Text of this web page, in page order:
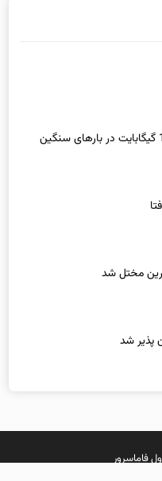
مختل شد
پذیر شد
فاماسرور